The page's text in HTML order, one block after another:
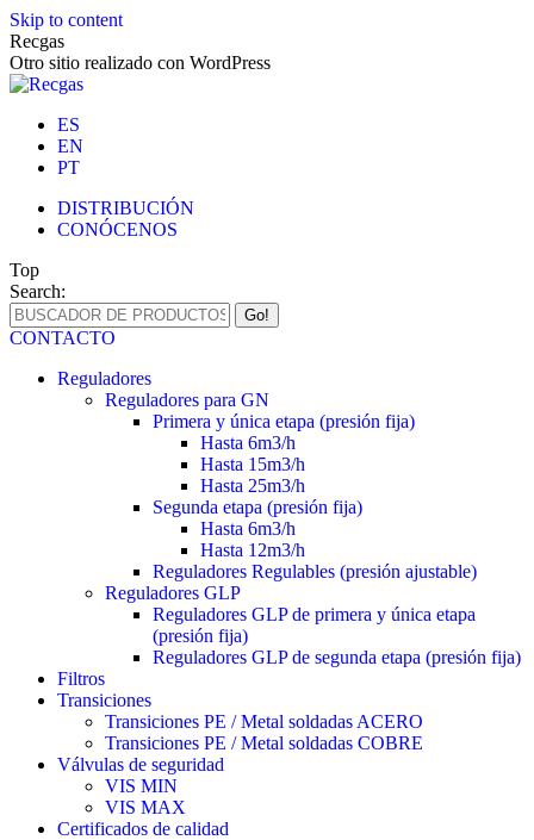
Skip to content
Recgas
Otro sitio realizado con WordPress
ES
EN
PT
DISTRIBUCIÓN
CONÓCENOS
Top
Search:
CONTACTO
Reguladores
Reguladores para GN
Primera y única etapa (presión fija)
Hasta 6m3/h
Hasta 15m3/h
Hasta 25m3/h
Segunda etapa (presión fija)
Hasta 6m3/h
Hasta 12m3/h
Reguladores Regulables (presión ajustable)
Reguladores GLP
Reguladores GLP de primera y única etapa
(presión fija)
Reguladores GLP de segunda etapa (presión fija)
Filtros
Transiciones
Transiciones PE / Metal soldadas ACERO
Transiciones PE / Metal soldadas COBRE
Válvulas de seguridad
VIS MIN
VIS MAX
Certificados de calidad